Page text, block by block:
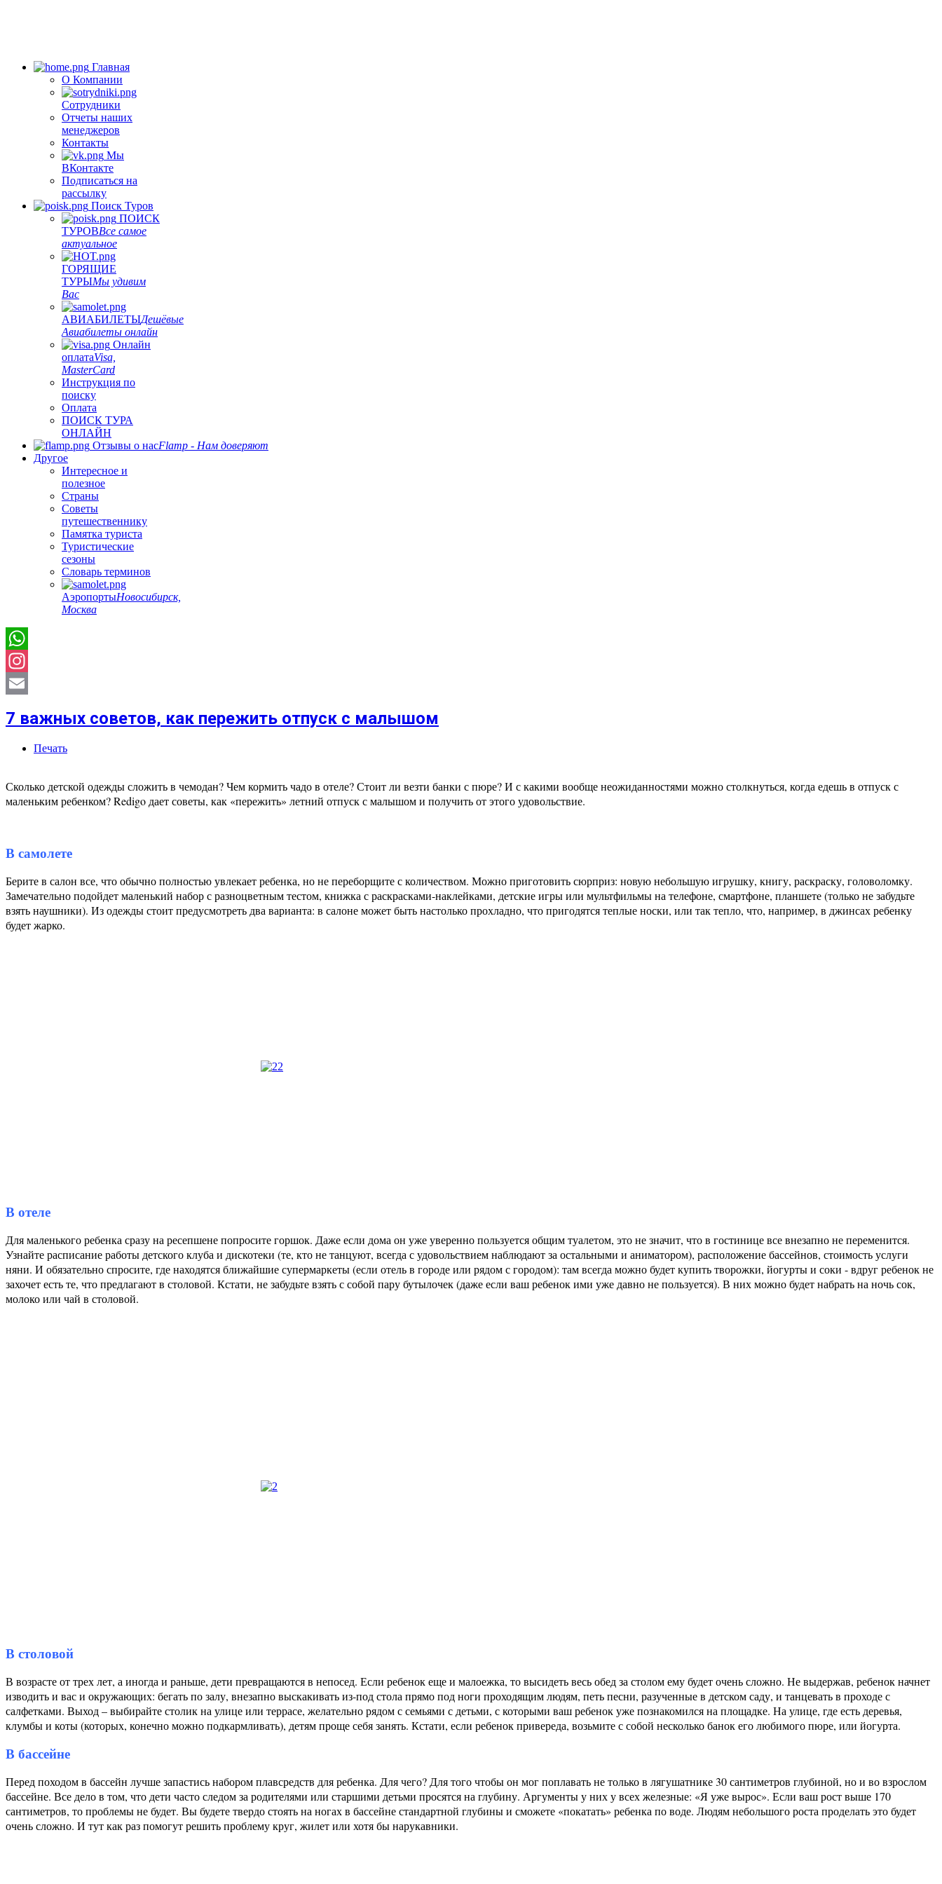
Главная
О Компании
Сотрудники
Отчеты наших
менеджеров
Контакты
Мы
ВКонтакте
Подписаться на
рассылку
Поиск Туров
ПОИСК
ТУРОВВсе самое
актуальное
ГОРЯЩИЕ
ТУРЫМы удивим
Вас
АВИАБИЛЕТЫДешёвые
Авиабилеты онлайн
Онлайн
оплатаVisa,
MasterCard
Инструкция по
поиску
Оплата
ПОИСК ТУРА
ОНЛАЙН
Отзывы о насFlamp - Нам доверяют
Другое
Интересное и
полезное
Страны
Советы
путешественнику
Памятка туриста
Туристические
сезоны
Словарь терминов
АэропортыНовосибирск,
Москва
Instagram
7 важных советов, как пережить отпуск с малышом
Печать
Сколько детской одежды сложить в чемодан? Чем кормить чадо в отеле? Стоит ли везти банки с пюре? И с какими вообще неожиданностями можно столкнуться, когда едешь в отпуск с
маленьким ребенком? Redigo дает советы, как «пережить» летний отпуск с малышом и получить от этого удовольствие.
В самолете
Берите в салон все, что обычно полностью увлекает ребенка, но не переборщите с количеством. Можно приготовить сюрприз: новую небольшую игрушку, книгу, раскраску, головоломку.
Замечательно подойдет маленький набор с разноцветным тестом, книжка с раскрасками-наклейками, детские игры или мультфильмы на телефоне, смартфоне, планшете (только не забудьте
взять наушники). Из одежды стоит предусмотреть два варианта: в салоне может быть настолько прохладно, что пригодятся теплые носки, или так тепло, что, например, в джинсах ребенку
будет жарко.
В отеле
Для маленького ребенка сразу на ресепшене попросите горшок. Даже если дома он уже уверенно пользуется общим туалетом, это не значит, что в гостинице все внезапно не переменится.
Узнайте расписание работы детского клуба и дискотеки (те, кто не танцуют, всегда с удовольствием наблюдают за остальными и аниматором), расположение бассейнов, стоимость услуги
няни. И обязательно спросите, где находятся ближайшие супермаркеты (если отель в городе или рядом с городом): там всегда можно будет купить творожки, йогурты и соки - вдруг ребенок не
захочет есть те, что предлагают в столовой. Кстати, не забудьте взять с собой пару бутылочек (даже если ваш ребенок ими уже давно не пользуется). В них можно будет набрать на ночь сок,
молоко или чай в столовой.
В столовой
В возрасте от трех лет, а иногда и раньше, дети превращаются в непосед. Если ребенок еще и малоежка, то высидеть весь обед за столом ему будет очень сложно. Не выдержав, ребенок начнет
изводить и вас и окружающих: бегать по залу, внезапно выскакивать из-под стола прямо под ноги проходящим людям, петь песни, разученные в детском саду, и танцевать в проходе с
салфетками. Выход – выбирайте столик на улице или террасе, желательно рядом с семьями с детьми, с которыми ваш ребенок уже познакомился на площадке. На улице, где есть деревья,
клумбы и коты (которых, конечно можно подкармливать), детям проще себя занять. Кстати, если ребенок привереда, возьмите с собой несколько банок его любимого пюре, или йогурта.
В бассейне
Перед походом в бассейн лучше запастись набором плавсредств для ребенка. Для чего? Для того чтобы он мог поплавать не только в лягушатнике 30 сантиметров глубиной, но и во взрослом
бассейне. Все дело в том, что дети часто следом за родителями или старшими детьми просятся на глубину. Аргументы у них у всех железные: «Я уже вырос». Если ваш рост выше 170
сантиметров, то проблемы не будет. Вы будете твердо стоять на ногах в бассейне стандартной глубины и сможете «покатать» ребенка по воде. Людям небольшого роста проделать это будет
очень сложно. И тут как раз помогут решить проблему круг, жилет или хотя бы нарукавники.